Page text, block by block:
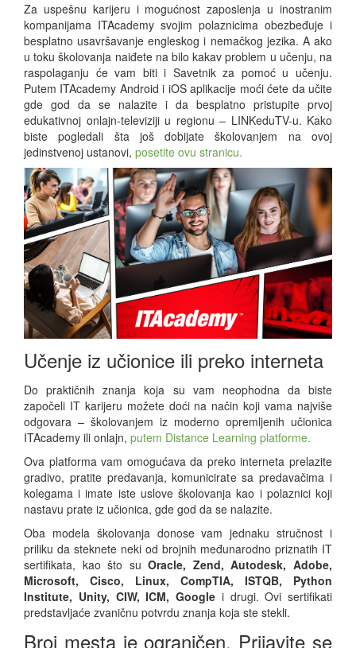
Za uspešnu karijeru i mogućnost zaposlenja u inostranim
kompanijama ITAcademy svojim polaznicima obezbeđuje i
besplatno usavršavanje engleskog i nemačkog jezika. A ako
u toku školovanja naiđete na bilo kakav problem u učenju, na
raspolaganju će vam biti i Savetnik za pomoć u učenju.
Putem ITAcademy Android i iOS aplikacije moći ćete da učite
gde god da se nalazite i da besplatno pristupite prvoj
edukativnoj onlajn-televiziji u regionu – LINKeduTV-u. Kako
biste pogledali šta još dobijate školovanjem na ovoj
jedinstvenoj ustanovi, posetite ovu stranicu.
Učenje iz učionice ili preko interneta
Do praktičnih znanja koja su vam neophodna da biste
započeli IT karijeru možete doći na način koji vama najviše
odgovara – školovanjem iz moderno opremljenih učionica
ITAcademy ili onlajn, putem Distance Learning platforme.
Ova platforma vam omogućava da preko interneta prelazite
gradivo, pratite predavanja, komunicirate sa predavačima i
kolegama i imate iste uslove školovanja kao i polaznici koji
nastavu prate iz učionica, gde god da se nalazite.
Oba modela školovanja donose vam jednaku stručnost i
priliku da steknete neki od brojnih međunarodno priznatih IT
sertifikata, kao što suOracle, Zend, Autodesk, Adobe,
Microsoft, Cisco, Linux, CompTIA, ISTQB, Python
Institute, Unity, CIW, ICM, Google i drugi. Ovi sertifikati
predstavljaće zvaničnu potvrdu znanja koja ste stekli.
Broj mesta je ograničen. Prijavite se